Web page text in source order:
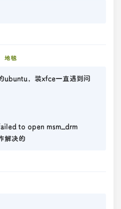
地毯
ubuntu，装xfce一直遇到问
to open msm_drm
解决的